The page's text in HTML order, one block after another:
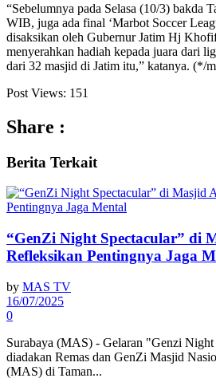
“Sebelumnya pada Selasa (10/3) bakda
WIB, juga ada final ‘Marbot Soccer
disaksikan oleh Gubernur Jatim Hj
menyerahkan hadiah kepada juara dari
dari 32 masjid di Jatim itu,” katanya. (*/
Post Views: 151
Share :
Berita Terkait
“GenZi Night Spectacular” di
Refleksikan Pentingnya Jaga
by MAS TV
16/07/2025
0
Surabaya (MAS) - Gelaran "Genzi
diadakan Remas dan GenZi Masjid
(MAS) di Taman...